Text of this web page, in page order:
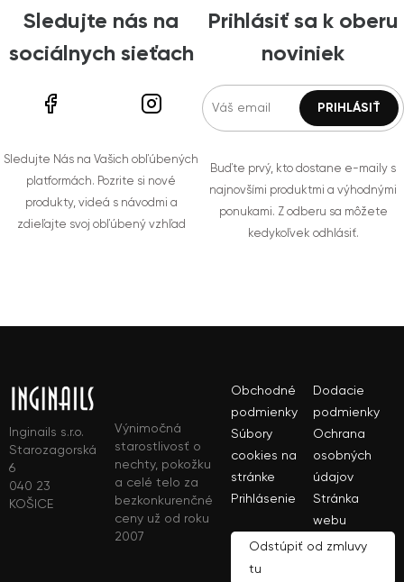
Sledujte nás na
sociálnych sieťach
Sledujte Nás na Vašich obľúbených
platformách. Pozrite si nové
produkty, videá s návodmi a
zdieľajte svoj obľúbený vzhľad
Prihlásiť sa k oberu
noviniek
Buďte prvý, kto dostane e-maily s
najnovšími produktmi a výhodnými
ponukami. Z odberu sa môžete
kedykoľvek odhlásiť.
Inginails s.r.o.
Starozagorská
6
040 23
KOŠICE
Výnimočná
starostlivosť o
nechty, pokožku
a celé telo za
bezkonkurenčné
ceny už od roku
2007
Obchodné
podmienky
Dodacie
podmienky
Súbory
cookies na
stránke
Ochrana
osobných
údajov
Prihlásenie
Stránka
webu
Odstúpiť od zmluvy
tu